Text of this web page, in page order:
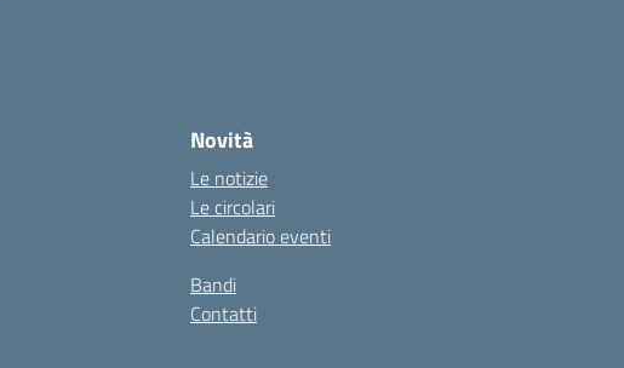
Novità
Le notizie
Le circolari
Calendario eventi
Bandi
Contatti